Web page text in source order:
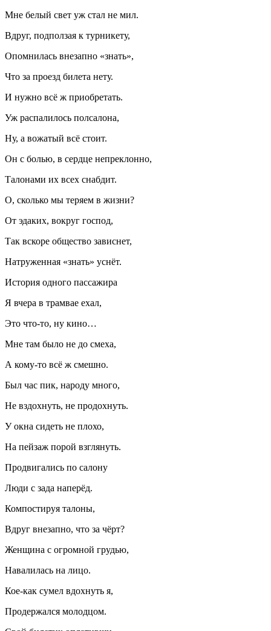
Мне белый свет уж стал не мил.
Вдруг, подползая к турникету,
Опомнилась внезапно «знать»,
Что за проезд билета нету.
И нужно всё ж приобретать.
Уж распалилось полсалона,
Ну, а вожатый всё стоит.
Он с болью, в сердце непреклонно,
Талонами их всех снабдит.
О, сколько мы теряем в жизни?
От эдаких, вокруг господ,
Так вскоре общество зависнет,
Натруженная «знать» уснёт.
История одного пассажира
Я вчера в трамвае ехал,
Это что-то, ну кино…
Мне там было не до смеха,
А кому-то всё ж смешно.
Был час пик, народу много,
Не вздохнуть, не продохнуть.
У окна сидеть не плохо,
На пейзаж порой взглянуть.
Продвигались по салону
Люди с зада наперёд.
Компостируя талоны,
Вдруг внезапно, что за чёрт?
Женщина с огромной грудью,
Навалилась на лицо.
Кое-как сумел вдохнуть я,
Продержался молодцом.